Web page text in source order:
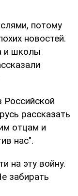
потому
новостей.
и школы
Российской
рассказать
отцам и
нас".
на эту войну.
забирать